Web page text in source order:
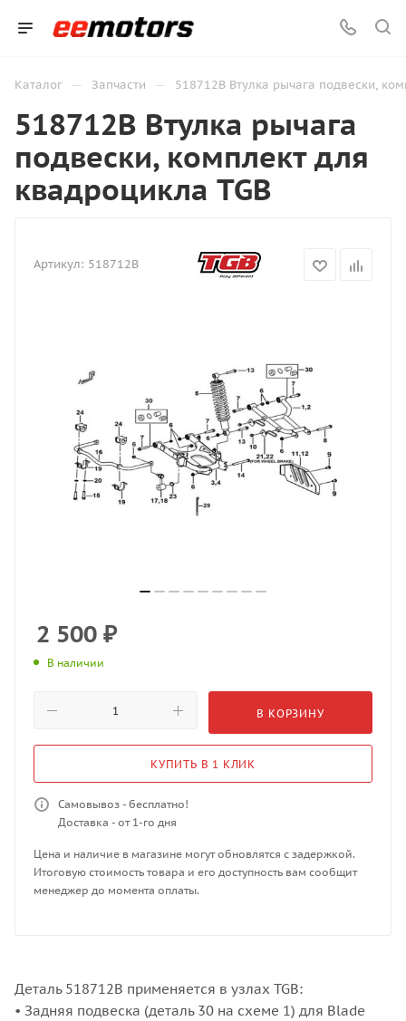
Каталог — Запчасти — 518712B Втулка рычага подвески,
518712B Втулка рычага
подвески, комплект для
квадроцикла TGB
Артикул: 518712B
2 500 ₽
В наличии
В КОРЗИНУ
КУПИТЬ В 1 КЛИК
Самовывоз - бесплатно!
Доставка - от 1-го дня
Цена и наличие в магазине могут обновлятся с задержкой.
Итоговую стоимость товара и его доступность вам сообщит
менеджер до момента оплаты.
Деталь 518712B применяется в узлах TGB:
• Задняя подвеска (деталь 30 на схеме 1) для Blade